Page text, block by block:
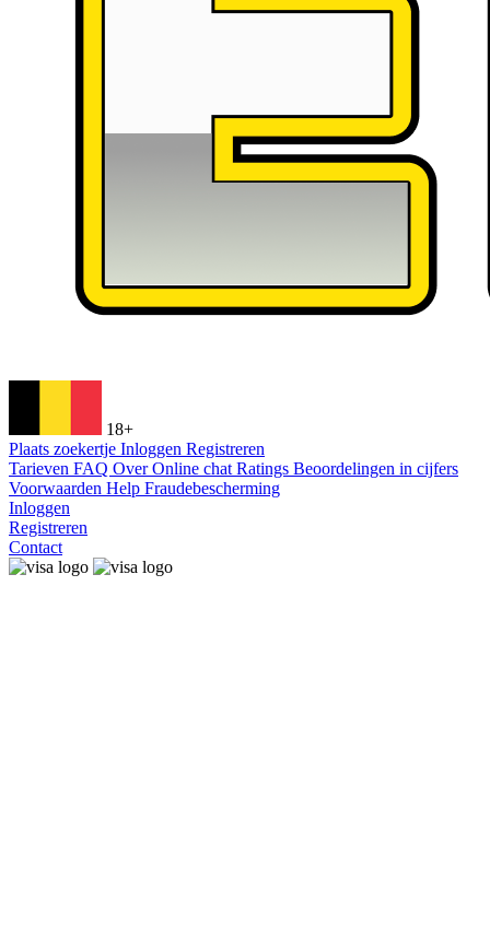
18+
Plaats zoekertje Inloggen Registreren
Tarieven FAQ OverOnline chat Ratings Beoordelingen in cijfers
Voorwaarden Help Fraudebescherming
Inloggen
Registreren
Contact